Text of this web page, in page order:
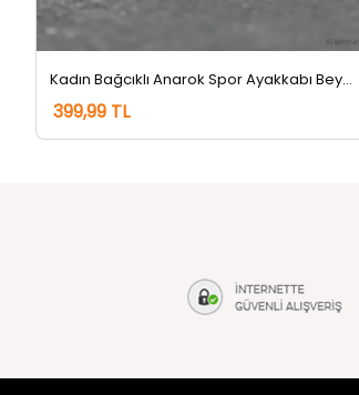
Kadın Bağcıklı Anarok Spor Ayakkabı Beyazgri
399,99 TL